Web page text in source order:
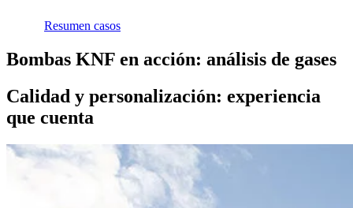
Resumen casos
Bombas KNF en acción: análisis de gases
Calidad y personalización: experiencia
que cuenta